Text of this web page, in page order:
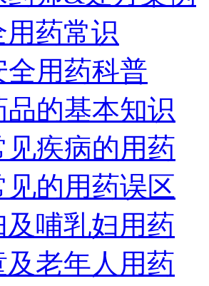
用药常识
全用药科普
品的基本知识
见疾病的用药
见的用药误区
及哺乳妇用药
及老年人用药